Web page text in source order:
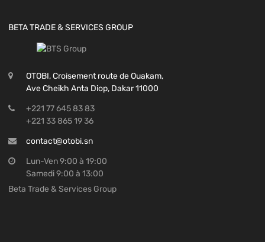
BETA TRADE & SERVICES GROUP
OTOBI, Croisement route de Ouakam,
Ave Cheikh Anta Diop, Dakar 11000
+221 77 645 83 83
+221 33 865 19 36
contact@otobi.sn
Lun-Ven 9:00 à 19:00
Samedi 9:00 à 13:00
Beta Trade & Services Group